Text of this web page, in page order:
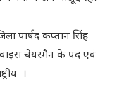
पार्षद कप्तान सिंह
वाइस चेयरमैन के पद एवं
।